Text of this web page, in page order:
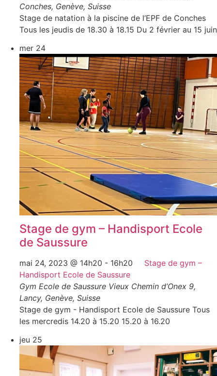
Conches, Genève, Suisse
Stage de natation à la piscine de l’EPF de Conches
Tous les jeudis de 18.30 à 18.15 Du 2 février au 15 juin
mer 24
Stage de gym – Handisport Ecole
de Saussure
mai 24, 2023 @ 14h20 - 16h20
Stage de gym –
Handisport Ecole de Saussure
Gym Ecole de Saussure Vieux Chemin d’Onex 9,
Lancy, Genève, Suisse
Stage de gym - Handisport Ecole de Saussure Tous
les mercredis 14.20 à 15.20 15.20 à 16.20
jeu 25